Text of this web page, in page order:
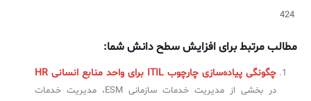
424
مطالب مرتبط برای افزایش سطح دانش شما:
چگونگی پیاده‌سازی چارچوب ITIL‌ برای واحد منابع انسانی HR
در بخشی از مدیریت خدمات سازمانی ESM، مدیریت خدمات